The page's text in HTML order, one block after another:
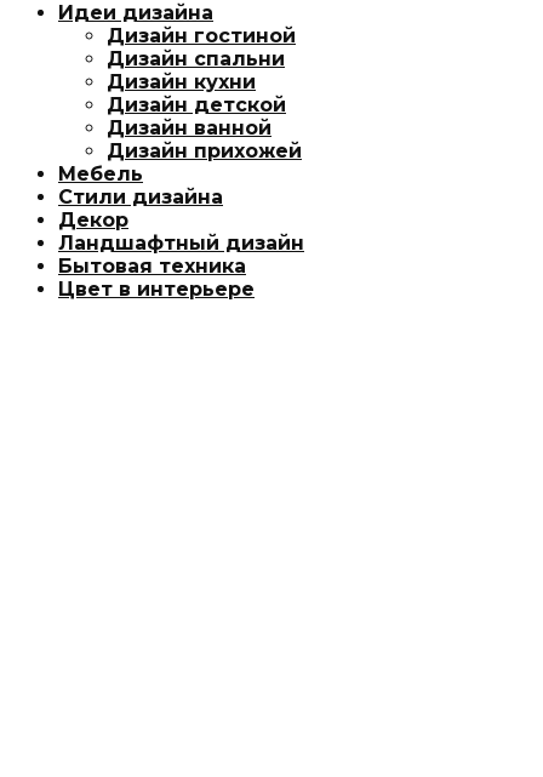
Идеи дизайна
Дизайн гостиной
Дизайн спальни
Дизайн кухни
Дизайн детской
Дизайн ванной
Дизайн прихожей
Мебель
Стили дизайна
Декор
Ландшафтный дизайн
Бытовая техника
Цвет в интерьере